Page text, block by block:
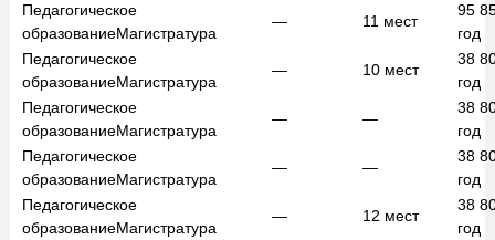
Педагогическое
образованиеМагистратура
— 11 мест
95
год
Педагогическое
образованиеМагистратура
— 10 мест
38
год
Педагогическое
образованиеМагистратура
— —
38
год
Педагогическое
образованиеМагистратура
— —
38
год
Педагогическое
образованиеМагистратура
— 12 мест
38
год